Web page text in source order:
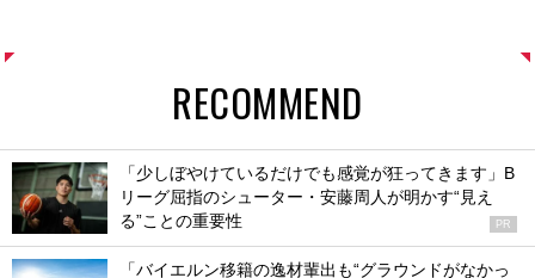
RECOMMEND
「少しぼやけているだけでも感覚が狂ってきます」B
リーグ屈指のシューター・安藤周人が明かす“見え
る”ことの重要性
PR
「バイエルン移籍の逸材輩出も“グラウンドがなかっ